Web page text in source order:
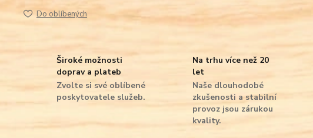
Do oblíbených
Široké možnosti
doprav a plateb
Zvolte si své oblíbené
poskytovatele služeb.
Na trhu více než 20
let
Naše dlouhodobé
zkušenosti a stabilní
provoz jsou zárukou
kvality.